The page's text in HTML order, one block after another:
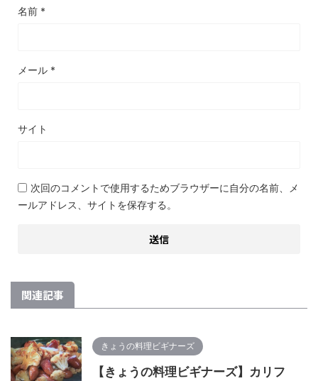
名前 *
メール *
サイト
次回のコメントで使用するためブラウザーに自分の名前、メ
ールアドレス、サイトを保存する。
関連記事
きょうの料理ビギナーズ
【きょうの料理ビギナーズ】カリフ